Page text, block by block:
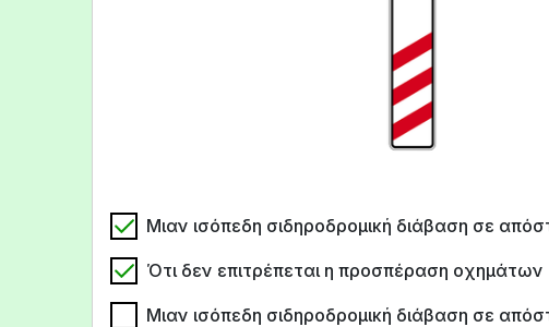
Μιαν ισόπεδη σιδηροδρομική διάβαση σε
Ότι δεν επιτρέπεται η προσπέραση οχημάτων
Μιαν ισόπεδη σιδηροδρομική διάβαση σε